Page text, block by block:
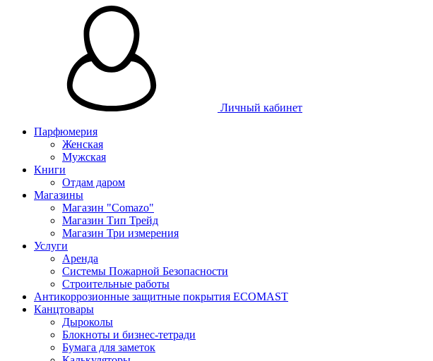
Личный кабинет
Парфюмерия
Женская
Мужская
Книги
Отдам даром
Магазины
Магазин "Comazo"
Магазин Тип Трейд
Магазин Три измерения
Услуги
Аренда
Системы Пожарной Безопасности
Строительные работы
Антикоррозионные защитные покрытия ECOMAST
Канцтовары
Дыроколы
Блокноты и бизнес-тетради
Бумага для заметок